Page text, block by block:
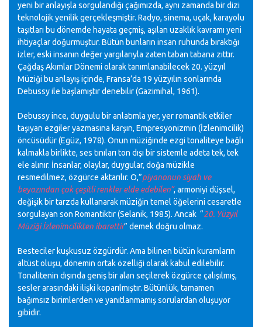
yeni bir anlayışla sorgulandığı çağımızda, aynı zamanda bir dizi
teknolojik yenilik gerçekleşmiştir. Radyo, sinema, uçak, karayolu
taşıtları bu dönemde hayata geçmiş, aşılan uzaklık kavramı yeni
ihtiyaçlar doğurmuştur. Bütün bunların insan ruhunda bıraktığı
izler, eski insanın değer yargılarıyla zaten taban tabana zıttır.
Çağdaş Akımlar Dönemi olarak tanımlanabilecek 20. yüzyıl
Müziği bu anlayış içinde, Fransa’da 19 yüzyılın sonlarında
Debussy ile başlamıştır denebilir (Gazimihal, 1961).
Debussy ince, duygulu bir anlatımla yer, yer romantik etkiler
taşıyan ezgiler yazmasına karşın, Empresyonizmin (İzlenimcilik)
öncüsüdür (Egüz, 1978). Onun müziğinde ezgi tonaliteye bağlı
kalmakla birlikte, ses tınıları ton dışı bir sistemle adeta tek, tek
ele alınır. İnsanlar, olaylar, duygular, doğa müzikle
resmedilmez, özgürce aktarılır. O,”piyanonun siyah ve
beyazından çok çeşitli renkler elde edebilen”, armoniyi düşsel,
değişik bir tarzda kullanarak müziğin temel öğelerini cesaretle
sorgulayan son Romantiktir (Selanik, 1985). Ancak “20. Yüzyıl
Müziği İzlenimcilikten ibarettir” demek doğru olmaz.
Besteciler kuşkusuz özgürdür. Ama bilinen bütün kuramların
altüst oluşu, dönemin ortak özelliği olarak kabul edilebilir.
Tonalitenin dışında geniş bir alan seçilerek özgürce çalışılmış,
sesler arasındaki ilişki koparılmıştır. Bütünlük, tamamen
bağımsız birimlerden ve yanıtlanmamış sorulardan oluşuyor
gibidir.